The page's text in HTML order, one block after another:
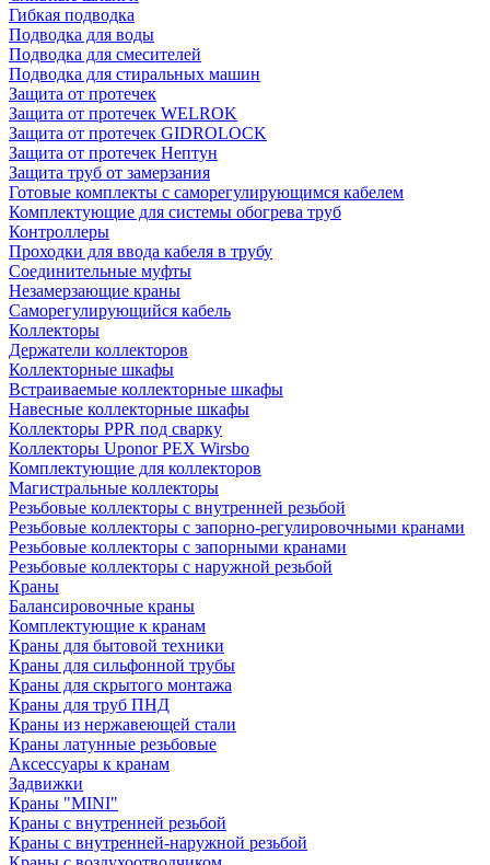
Гибкая подводка
Подводка для воды
Подводка для смесителей
Подводка для стиральных машин
Защита от протечек
Защита от протечек WELROK
Защита от протечек GIDROLOCK
Защита от протечек Нептун
Защита труб от замерзания
Готовые комплекты с саморегулирующимся кабелем
Комплектующие для системы обогрева труб
Контроллеры
Проходки для ввода кабеля в трубу
Соединительные муфты
Незамерзающие краны
Саморегулирующийся кабель
Коллекторы
Держатели коллекторов
Коллекторные шкафы
Встраиваемые коллекторные шкафы
Навесные коллекторные шкафы
Коллекторы PPR под сварку
Коллекторы Uponor PEX Wirsbo
Комплектующие для коллекторов
Магистральные коллекторы
Резьбовые коллекторы с внутренней резьбой
Резьбовые коллекторы с запорно-регулировочными кранами
Резьбовые коллекторы с запорными кранами
Резьбовые коллекторы с наружной резьбой
Краны
Балансировочные краны
Комплектующие к кранам
Краны для бытовой техники
Краны для сильфонной трубы
Краны для скрытого монтажа
Краны для труб ПНД
Краны из нержавеющей стали
Краны латунные резьбовые
Аксессуары к кранам
Задвижки
Краны "MINI"
Краны с внутренней резьбой
Краны с внутренней-наружной резьбой